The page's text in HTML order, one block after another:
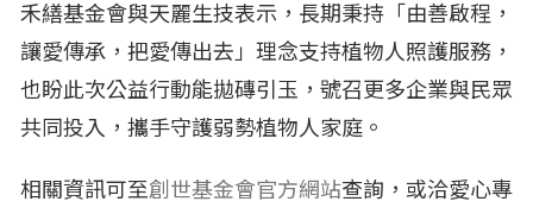
禾繕基金會與天麗生技表示，長期秉持「由善啟程，
讓愛傳承，把愛傳出去」理念支持植物人照護服務，
也盼此次公益行動能拋磚引玉，號召更多企業與民眾
共同投入，攜手守護弱勢植物人家庭。
相關資訊可至創世基金會官方網站查詢，或洽愛心專